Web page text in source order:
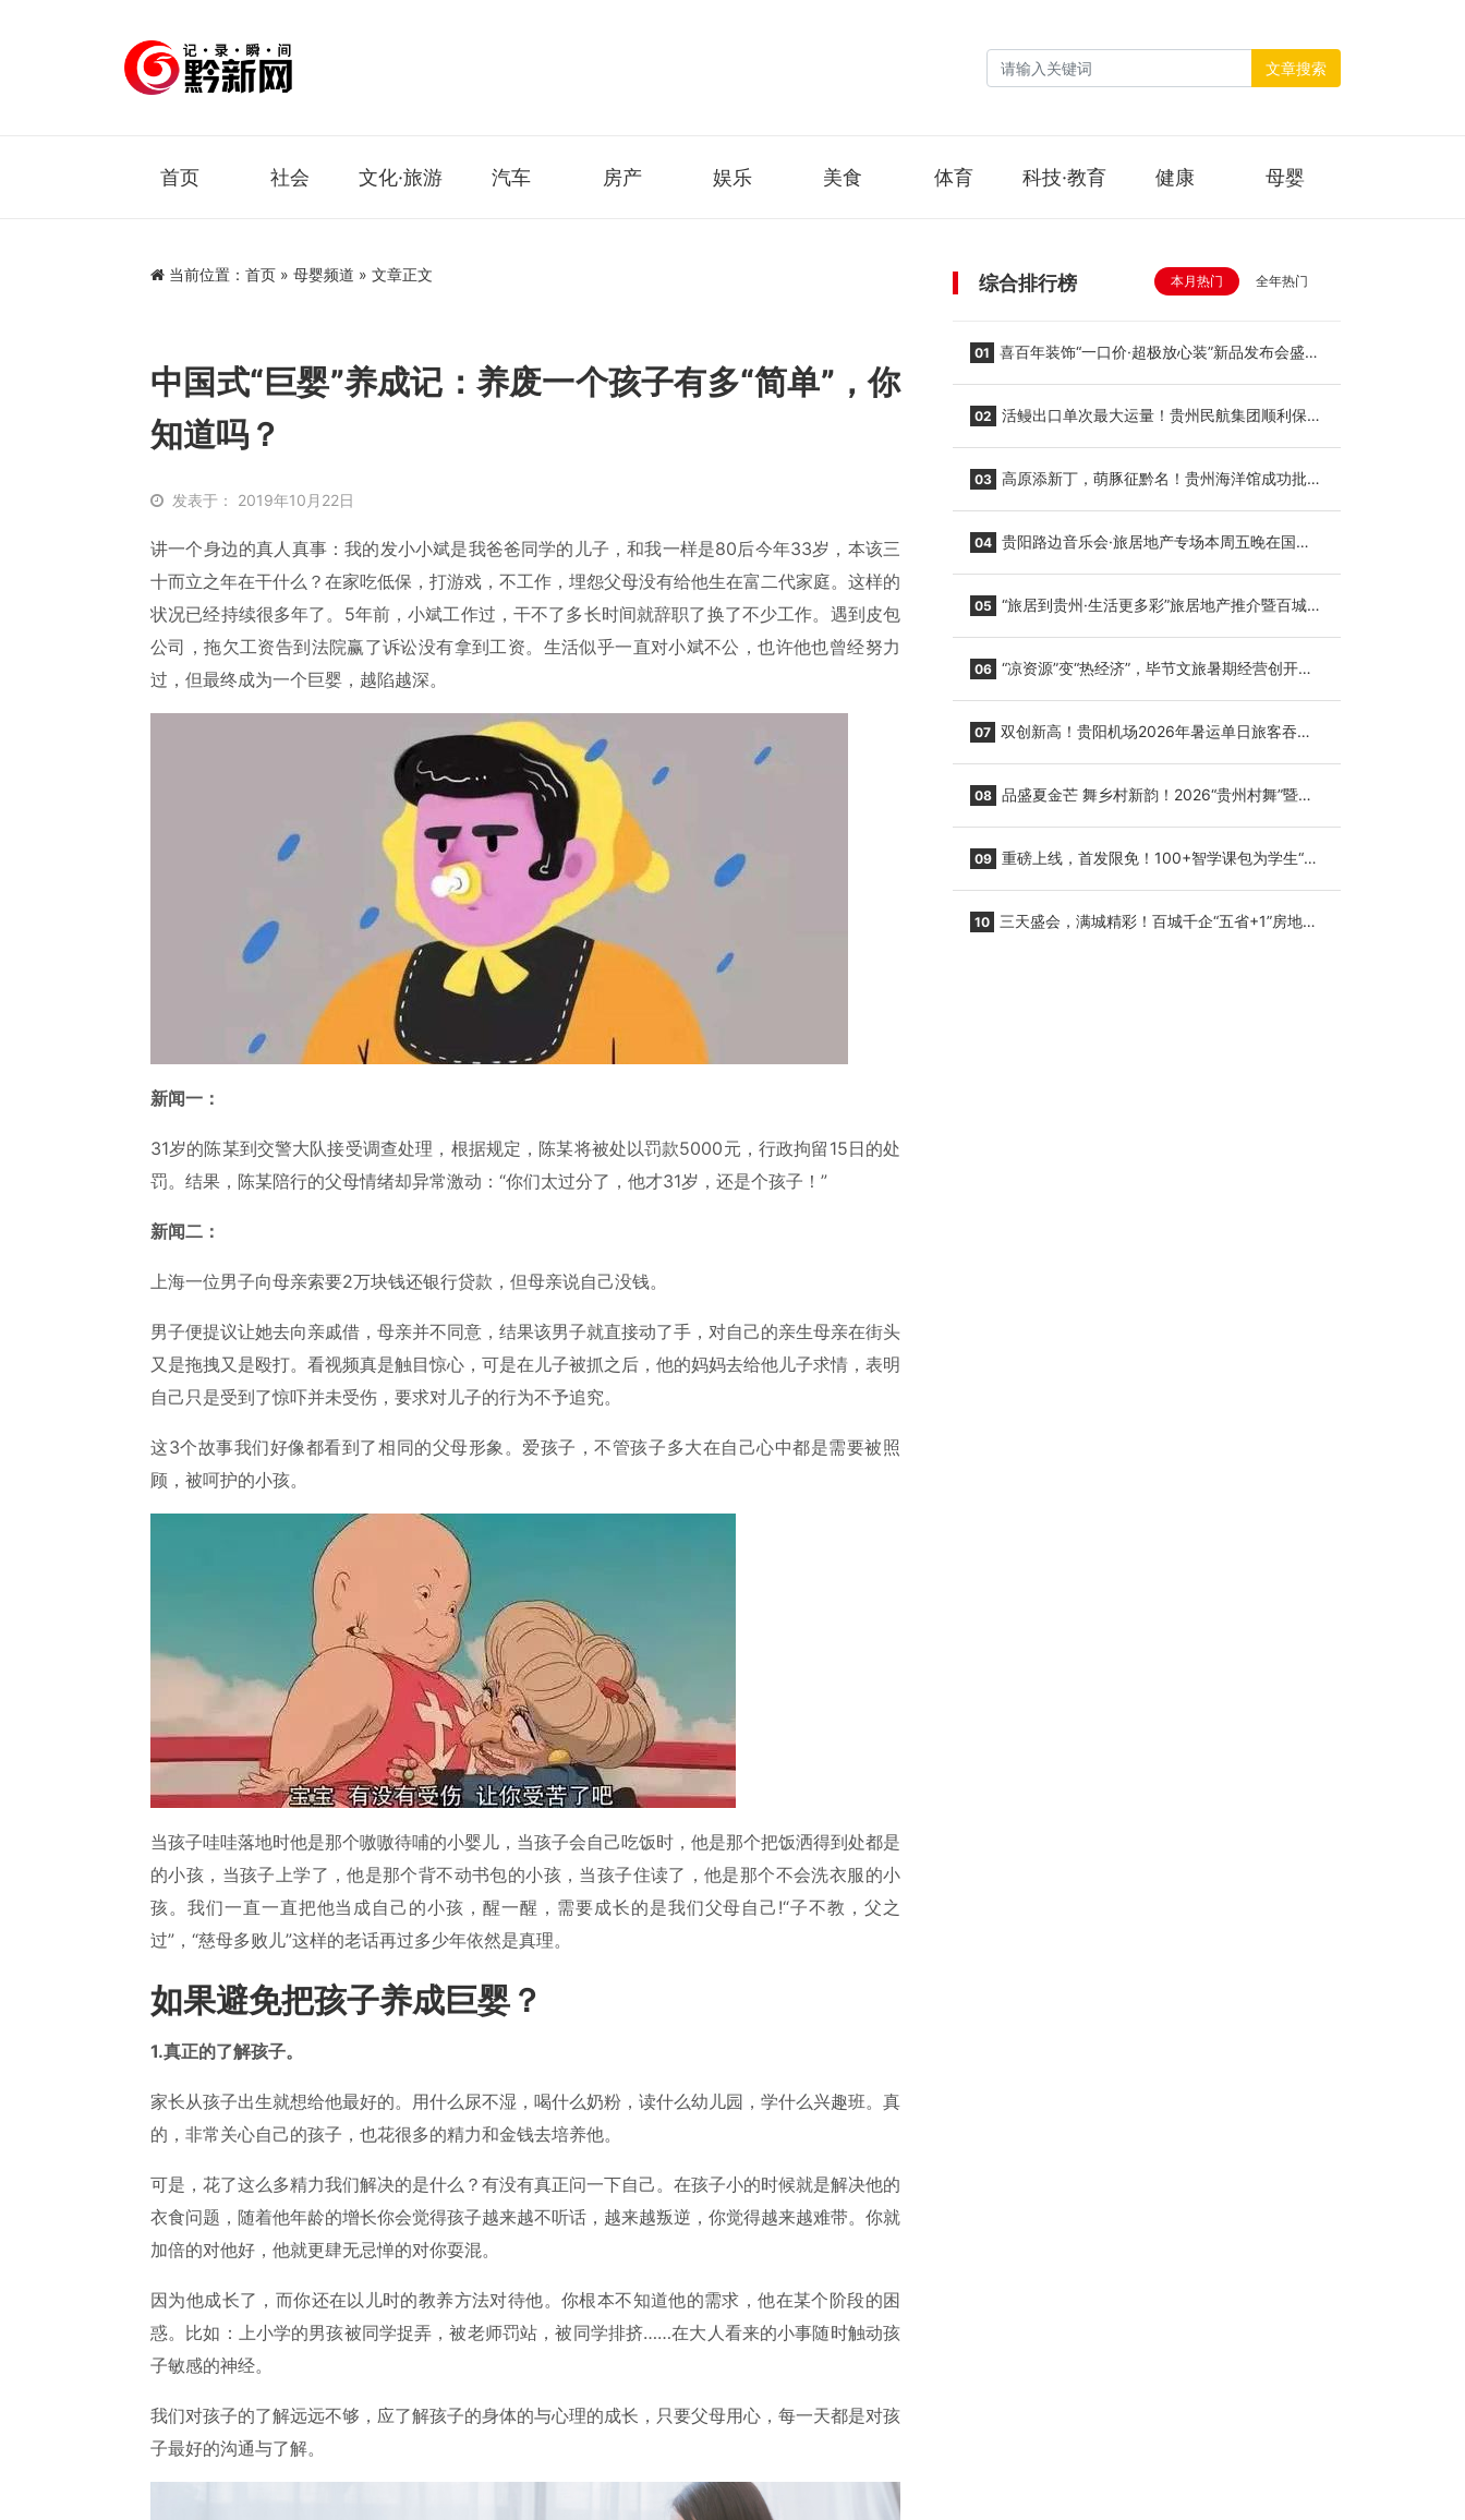
文章搜索
首页 社会 文化·旅游 汽车 房产 娱乐 美食 体育 科技·教育 健康 母婴
当前位置： 首页 » 母婴频道 » 文章正文
中国式“巨婴”养成记：养废一个孩子有多“简单”，你
知道吗？
发表于： 2019年10月22日
讲一个身边的真人真事：我的发小小斌是我爸爸同学的儿子，和我一样是80后今年33岁，本该三
十而立之年在干什么？在家吃低保，打游戏，不工作，埋怨父母没有给他生在富二代家庭。这样的
状况已经持续很多年了。5年前，小斌工作过，干不了多长时间就辞职了换了不少工作。遇到皮包
公司，拖欠工资告到法院赢了诉讼没有拿到工资。生活似乎一直对小斌不公，也许他也曾经努力
过，但最终成为一个巨婴，越陷越深。
新闻一：
31岁的陈某到交警大队接受调查处理，根据规定，陈某将被处以罚款5000元，行政拘留15日的处
罚。结果，陈某陪行的父母情绪却异常激动：“你们太过分了，他才31岁，还是个孩子！”
新闻二：
上海一位男子向母亲索要2万块钱还银行贷款，但母亲说自己没钱。
男子便提议让她去向亲戚借，母亲并不同意，结果该男子就直接动了手，对自己的亲生母亲在街头
又是拖拽又是殴打。看视频真是触目惊心，可是在儿子被抓之后，他的妈妈去给他儿子求情，表明
自己只是受到了惊吓并未受伤，要求对儿子的行为不予追究。
这3个故事我们好像都看到了相同的父母形象。爱孩子，不管孩子多大在自己心中都是需要被照
顾，被呵护的小孩。
当孩子哇哇落地时他是那个嗷嗷待哺的小婴儿，当孩子会自己吃饭时，他是那个把饭洒得到处都是
的小孩，当孩子上学了，他是那个背不动书包的小孩，当孩子住读了，他是那个不会洗衣服的小
孩。我们一直一直把他当成自己的小孩，醒一醒，需要成长的是我们父母自己!“子不教，父之
过”，“慈母多败儿”这样的老话再过多少年依然是真理。
如果避免把孩子养成巨婴？
1.真正的了解孩子。
家长从孩子出生就想给他最好的。用什么尿不湿，喝什么奶粉，读什么幼儿园，学什么兴趣班。真
的，非常关心自己的孩子，也花很多的精力和金钱去培养他。
可是，花了这么多精力我们解决的是什么？有没有真正问一下自己。在孩子小的时候就是解决他的
衣食问题，随着他年龄的增长你会觉得孩子越来越不听话，越来越叛逆，你觉得越来越难带。你就
加倍的对他好，他就更肆无忌惮的对你耍混。
因为他成长了，而你还在以儿时的教养方法对待他。你根本不知道他的需求，他在某个阶段的困
惑。比如：上小学的男孩被同学捉弄，被老师罚站，被同学排挤……在大人看来的小事随时触动孩
子敏感的神经。
我们对孩子的了解远远不够，应了解孩子的身体的与心理的成长，只要父母用心，每一天都是对孩
子最好的沟通与了解。
综合排行榜 本月热门 全年热门
01 喜百年装饰“一口价·超极放心装”新品发布会盛大
02 活鳗出口单次最大运量！贵州民航集团顺利保障
03 高原添新丁，萌豚征黔名！贵州海洋馆成功批量
04 贵阳路边音乐会·旅居地产专场本周五晚在国际
05 “旅居到贵州·生活更多彩”旅居地产推介暨百城千
06 “凉资源”变“热经济”，毕节文旅暑期经营创开门
07 双创新高！贵阳机场2026年暑运单日旅客吞吐
08 品盛夏金芒 舞乡村新韵！2026“贵州村舞”暨望
09 重磅上线，首发限免！100+智学课包为学生“精
10 三天盛会，满城精彩！百城千企“五省+1”房地产